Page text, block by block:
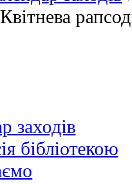
заходів
бібліотекою